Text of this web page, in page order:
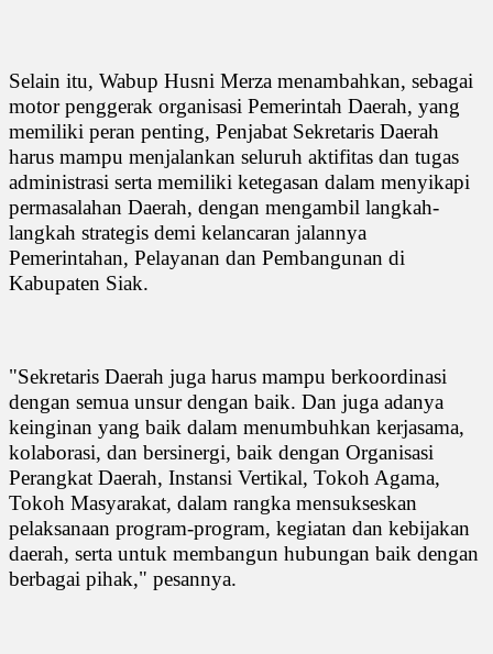
Selain itu, Wabup Husni Merza menambahkan, sebagai
motor penggerak organisasi Pemerintah Daerah, yang
memiliki peran penting, Penjabat Sekretaris Daerah
harus mampu menjalankan seluruh aktifitas dan tugas
administrasi serta memiliki ketegasan dalam menyikapi
permasalahan Daerah, dengan mengambil langkah-
langkah strategis demi kelancaran jalannya
Pemerintahan, Pelayanan dan Pembangunan di
Kabupaten Siak.
"Sekretaris Daerah juga harus mampu berkoordinasi
dengan semua unsur dengan baik. Dan juga adanya
keinginan yang baik dalam menumbuhkan kerjasama,
kolaborasi, dan bersinergi, baik dengan Organisasi
Perangkat Daerah, Instansi Vertikal, Tokoh Agama,
Tokoh Masyarakat, dalam rangka mensukseskan
pelaksanaan program-program, kegiatan dan kebijakan
daerah, serta untuk membangun hubungan baik dengan
berbagai pihak," pesannya.